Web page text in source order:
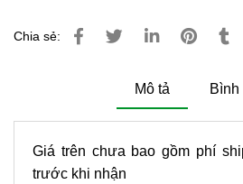
Chia sẻ:
Mô tả Bình
Giá trên chưa bao gồm phí
trước khi nhận